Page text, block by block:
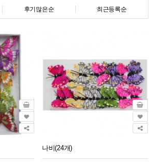
후기많은순 최근등록순
나비(24개)